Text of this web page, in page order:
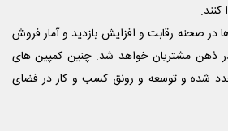
در صحنه رقابت و افزایش بازدید و آمار فروش
ذهن مشتریان خواهد شد. چنین کمپین های
شده و توسعه و رونق کسب و کار در فضای